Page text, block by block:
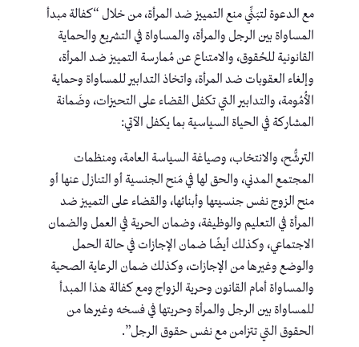
مع الدعوة لتبَنِّي منع التمييز ضد المرأة، من خلال “كفالة مبدأ
المساواة بين الرجل والمرأة، والمساواة في التشريع والحماية
القانونية للحُقوق، والامتناع عن مُمارسة التمييز ضد المرأة،
وإلغاء العقوبات ضد المرأة، واتخاذ التدابير للمساواة وحماية
الأُمُومة، والتدابير التي تكفل القضاء على التحيزات، وضَمانة
المشاركة في الحياة السياسية بما يكفل الآتي:
الترشُّح، والانتخاب، وصياغة السياسة العامة، ومنظمات
المجتمع المدني، والحق لها في مَنح الجنسية أو التنازل عنها أو
منح الزوج نفس جنسيتها وأبنائها، والقضاء على التمييز ضد
المرأة في التعليم والوظيفة، وضمان الحرية في العمل والضمان
الاجتماعي، وكذلك أيضًا ضمان الإجازات في حالة الحمل
والوضع وغيرها من الإجازات، وكذلك ضمان الرعاية الصحية
والمساواة أمام القانون وحرية الزواج ومع كفالة هذا المبدأ
للمساواة بين الرجل والمرأة وحريتها في فسخه وغيرها من
الحقوق التي تتزامن مع نفس حقوق الرجل”.